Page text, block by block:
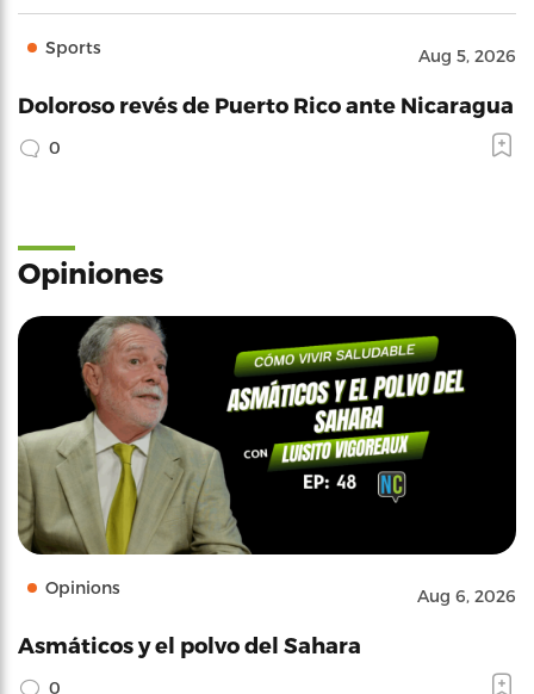
Sports Aug 5, 2026
Doloroso revés de Puerto Rico ante Nicaragua
0
Opiniones
Opinions Aug 6, 2026
Asmáticos y el polvo del Sahara
0